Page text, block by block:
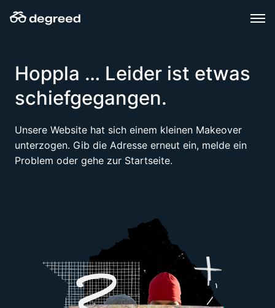
Inhalt
Hoppla … Leider ist etwas
schiefgegangen.
Unsere Website hat sich einem kleinen Makeover
unterzogen. Gib die Adresse erneut ein, melde ein
Problem oder gehe zur Startseite.